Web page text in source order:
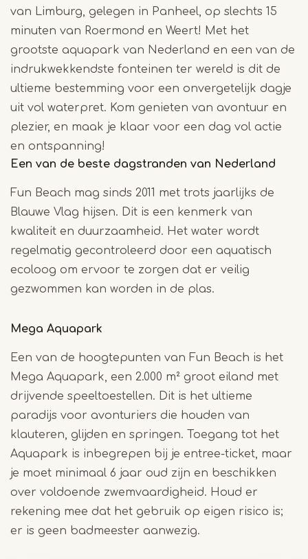
van Limburg, gelegen in Panheel, op slechts 15
minuten van Roermond en Weert! Met het
grootste aquapark van Nederland en een van de
indrukwekkendste fonteinen ter wereld is dit de
ultieme bestemming voor een onvergetelijk dagje
uit vol waterpret. Kom genieten van avontuur en
plezier, en maak je klaar voor een dag vol actie
en ontspanning!
Een van de beste dagstranden van Nederland
Fun Beach mag sinds 2011 met trots jaarlijks de
Blauwe Vlag hijsen. Dit is een kenmerk van
kwaliteit en duurzaamheid. Het water wordt
regelmatig gecontroleerd door een aquatisch
ecoloog om ervoor te zorgen dat er veilig
gezwommen kan worden in de plas.
Mega Aquapark
Een van de hoogtepunten van Fun Beach is het
Mega Aquapark, een 2.000 m² groot eiland met
drijvende speeltoestellen. Dit is het ultieme
paradijs voor avonturiers die houden van
klauteren, glijden en springen. Toegang tot het
Aquapark is inbegrepen bij je entree-ticket, maar
je moet minimaal 6 jaar oud zijn en beschikken
over voldoende zwemvaardigheid. Houd er
rekening mee dat het gebruik op eigen risico is;
er is geen badmeester aanwezig.